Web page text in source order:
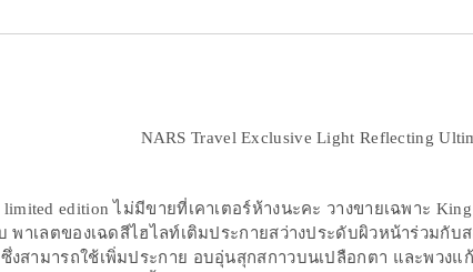
NARS Travel Exclusive Light Reflecting
edition ไม่มีขายที่เคาเตอร์ห้างนะคะ วางขายเฉพาะ
พาเลตของเฉดสีไฮไลท์เติมประกายสว่างประดับผิวหน้าร่วมกั
งสามารถใช้เพิ่มประกาย อบอุ่นสุกสกาวบนเปลือกตา และพวง